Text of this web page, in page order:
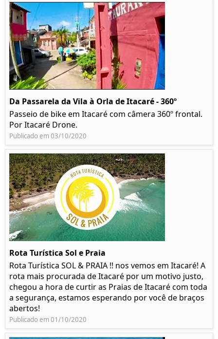
Da Passarela da Vila à Orla de Itacaré - 360º
Passeio de bike em Itacaré com câmera 360º frontal.
Por Itacaré Drone.
Publicado em 03/10/2020
Rota Turística Sol e Praia
Rota Turística SOL & PRAIA !! nos vemos em Itacaré! A
rota mais procurada de Itacaré por um motivo justo,
chegou a hora de curtir as Praias de Itacaré com toda
a segurança, estamos esperando por você de braços
abertos!
Publicado em 01/10/2020